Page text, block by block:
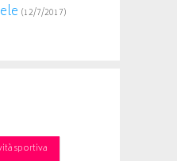
(12/7/2017)
sportiva